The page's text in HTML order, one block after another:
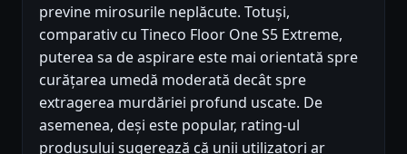
previne mirosurile neplăcute. Totuși,
comparativ cu Tineco Floor One S5 Extreme,
puterea sa de aspirare este mai orientată spre
curățarea umedă moderată decât spre
extragerea murdăriei profund uscate. De
asemenea, deși este popular, rating-ul
produsului sugerează că unii utilizatori ar